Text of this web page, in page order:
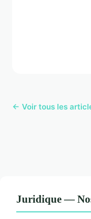
← Voir tous les
Juridique —